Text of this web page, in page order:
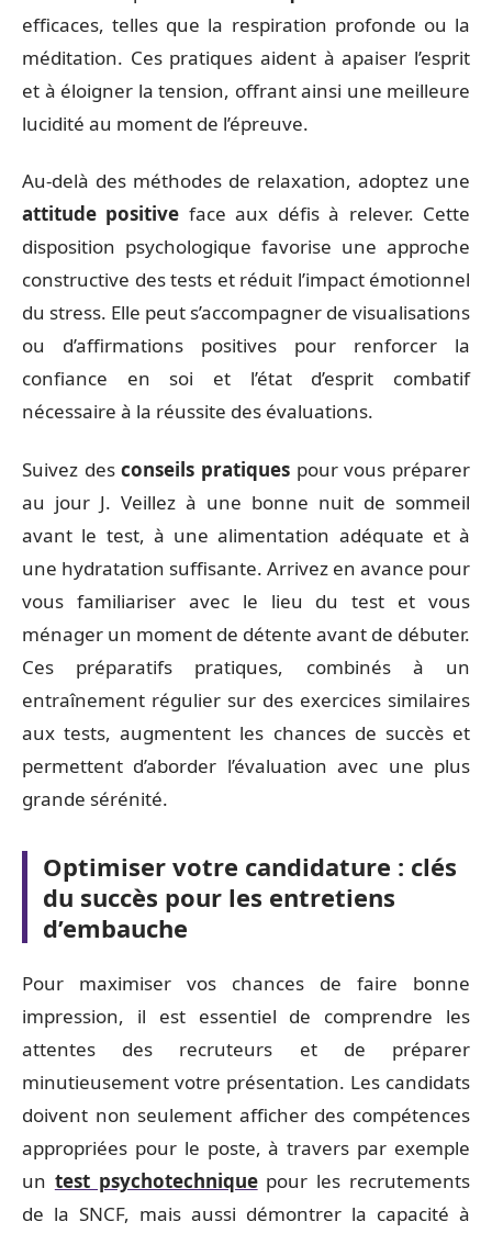
efficaces, telles que la respiration profonde ou la
méditation. Ces pratiques aident à apaiser l’esprit
et à éloigner la tension, offrant ainsi une meilleure
lucidité au moment de l’épreuve.
Au-delà des méthodes de relaxation, adoptez une
attitude positive face aux défis à relever. Cette
disposition psychologique favorise une approche
constructive des tests et réduit l’impact émotionnel
du stress. Elle peut s’accompagner de visualisations
ou d’affirmations positives pour renforcer la
confiance en soi et l’état d’esprit combatif
nécessaire à la réussite des évaluations.
Suivez desconseils pratiques pour vous préparer
au jour J. Veillez à une bonne nuit de sommeil
avant le test, à une alimentation adéquate et à
une hydratation suffisante. Arrivez en avance pour
vous familiariser avec le lieu du test et vous
ménager un moment de détente avant de débuter.
Ces préparatifs pratiques, combinés à un
entraînement régulier sur des exercices similaires
aux tests, augmentent les chances de succès et
permettent d’aborder l’évaluation avec une plus
grande sérénité.
Optimiser votre candidature : clés
du succès pour les entretiens
d’embauche
Pour maximiser vos chances de faire bonne
impression, il est essentiel de comprendre les
attentes des recruteurs et de préparer
minutieusement votre présentation. Les candidats
doivent non seulement afficher des compétences
appropriées pour le poste, à travers par exemple
un test psychotechniquepour les recrutements
de la SNCF, mais aussi démontrer la capacité à